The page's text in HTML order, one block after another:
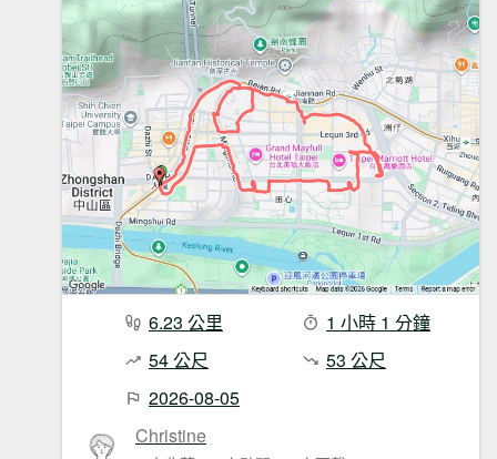
6.23 公里
1 小時 1 分鐘
54 公尺
53 公尺
2026-08-05
Christine